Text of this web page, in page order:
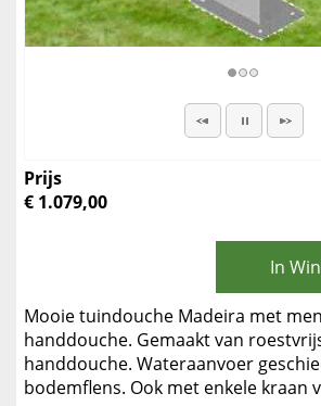
Prijs
€ 1.079,00
In
Mooie tuindouche Madeira met
handdouche. Gemaakt van
handdouche. Wateraanvoer
bodemflens. Ook met enkele kraan